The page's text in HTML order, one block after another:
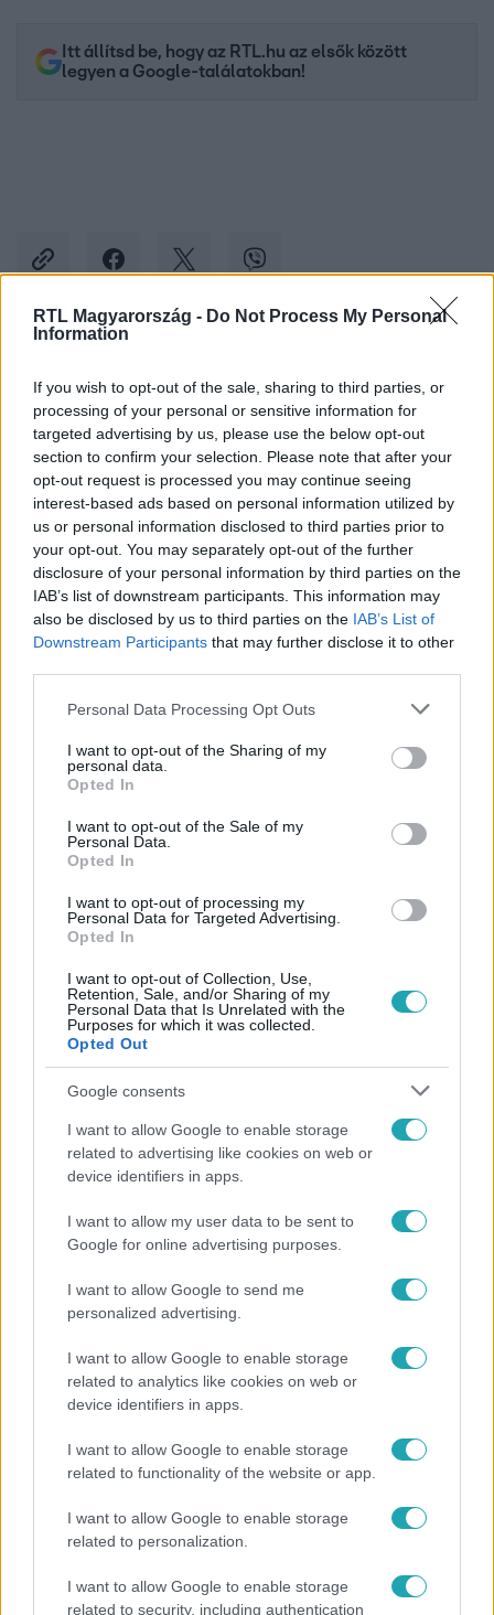
RTL Magyarország - Do Not Process My Personal
Information
If you wish to opt-out of the sale, sharing to third parties, or
processing of your personal or sensitive information for
targeted advertising by us, please use the below opt-out
section to confirm your selection. Please note that after your
opt-out request is processed you may continue seeing
interest-based ads based on personal information utilized by
us or personal information disclosed to third parties prior to
your opt-out. You may separately opt-out of the further
disclosure of your personal information by third parties on the
IAB’s list of downstream participants. This information may
also be disclosed by us to third parties on the IAB’s List of
Downstream Participants that may further disclose it to other
Please note that this website/app uses one or more Google
not limited to your visit or usage behaviour. You may click to
grant or deny consent to Google and its third-party tags to
use your data for below specified purposes in below Google
consent section.
Personal Data Processing Opt Outs
I want to opt-out of the Sharing of my
personal data.
Opted In
I want to opt-out of the Sale of my
Personal Data.
Opted In
I want to opt-out of processing my
Personal Data for Targeted Advertising.
Opted In
I want to opt-out of Collection, Use,
Retention, Sale, and/or Sharing of my
Personal Data that Is Unrelated with the
Purposes for which it was collected.
Opted Out
Google consents
I want to allow Google to enable storage
related to advertising like cookies on web or
device identifiers in apps.
I want to allow my user data to be sent to
Google for online advertising purposes.
I want to allow Google to send me
personalized advertising.
I want to allow Google to enable storage
related to analytics like cookies on web or
device identifiers in apps.
I want to allow Google to enable storage
related to functionality of the website or app.
I want to allow Google to enable storage
related to personalization.
I want to allow Google to enable storage
related to security, including authentication
Itt állítsd be, hogy az RTL.hu az elsők között
legyen a Google-találatokban!
Facebookon is!
Követem
HOTEL MARGARET # ELŐZETES #ELŐZETESEK
Népszerű
Lakossági felhívás – Megvan, kik a Most Wanted
celebbűnözői, újra indul az országos Hajsza!
Megválasztották Európa legszebb épületét –